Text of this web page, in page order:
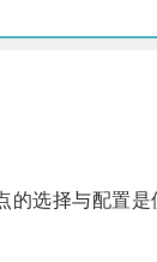
选择与配置是